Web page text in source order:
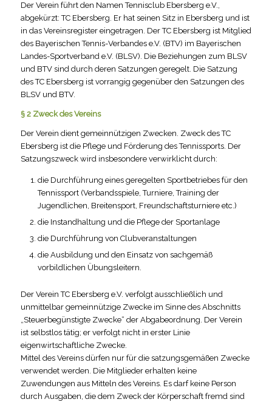
Der Verein führt den Namen Tennisclub Ebersberg e.V.,
abgekürzt: TC Ebersberg. Er hat seinen Sitz in Ebersberg und ist
in das Vereinsregister eingetragen. Der TC Ebersberg ist Mitglied
des Bayerischen Tennis-Verbandes e.V. (BTV) im Bayerischen
Landes-Sportverband e.V. (BLSV). Die Beziehungen zum BLSV
und BTV sind durch deren Satzungen geregelt. Die Satzung
des TC Ebersberg ist vorrangig gegenüber den Satzungen des
BLSV und BTV.
§ 2 Zweck des Vereins
Der Verein dient gemeinnützigen Zwecken. Zweck des TC
Ebersberg ist die Pflege und Förderung des Tennissports. Der
Satzungszweck wird insbesondere verwirklicht durch:
die Durchführung eines geregelten Sportbetriebes für den
Tennissport (Verbandsspiele, Turniere, Training der
Jugendlichen, Breitensport, Freundschaftsturniere etc.)
die Instandhaltung und die Pflege der Sportanlage
die Durchführung von Clubveranstaltungen
die Ausbildung und den Einsatz von sachgemäß
vorbildlichen Übungsleitern.
Der Verein TC Ebersberg e.V. verfolgt ausschließlich und
unmittelbar gemeinnützige Zwecke im Sinne des Abschnitts
„Steuerbegünstigte Zwecke“ der Abgabeordnung. Der Verein
ist selbstlos tätig; er verfolgt nicht in erster Linie
eigenwirtschaftliche Zwecke.
Mittel des Vereins dürfen nur für die satzungsgemäßen Zwecke
verwendet werden. Die Mitglieder erhalten keine
Zuwendungen aus Mitteln des Vereins. Es darf keine Person
durch Ausgaben, die dem Zweck der Körperschaft fremd sind